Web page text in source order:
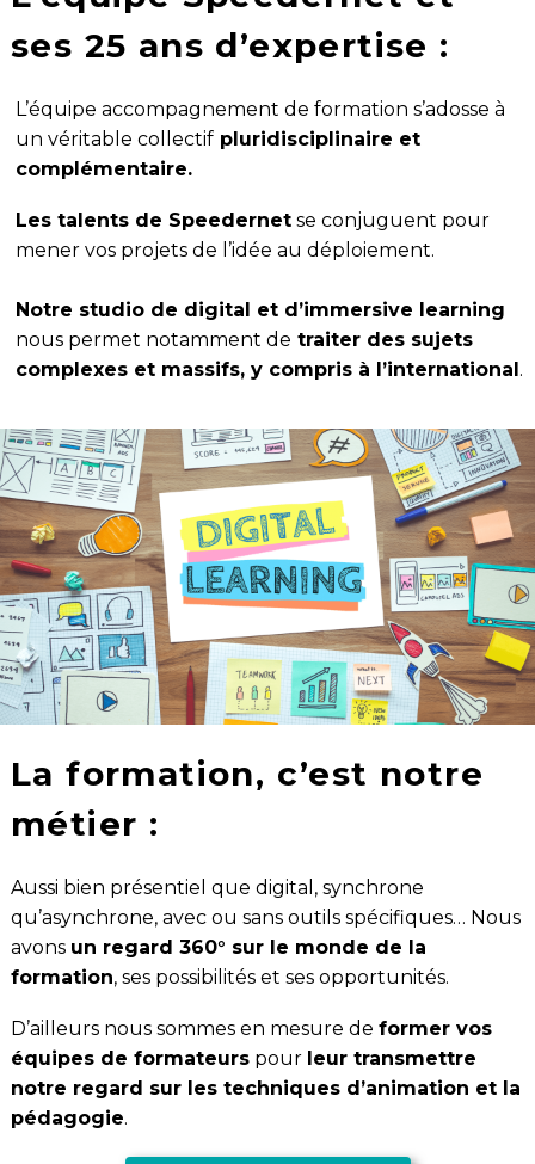
ses 25 ans d’expertise :
L’équipe accompagnement de formation s’adosse à
un véritable collectif pluridisciplinaire et
complémentaire.
Les talents de Speedernet se conjuguent pour
mener vos projets de l’idée au déploiement.
Notre studio de digital et d’immersive learning
nous permet notamment de traiter des sujets
complexes et massifs, y compris à l’international.
La formation, c’est notre
métier :
Aussi bien présentiel que digital, synchrone
qu’asynchrone, avec ou sans outils spécifiques… Nous
avons un regard 360° sur le monde de la
formation, ses possibilités et ses opportunités.
D’ailleurs nous sommes en mesure de former vos
équipes de formateurspour leur transmettre
notre regard sur les techniques d’animation et la
pédagogie.